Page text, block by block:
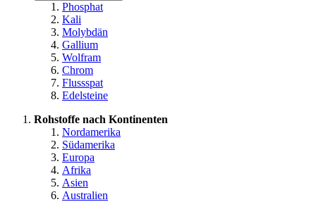
Phosphat
Kali
Molybdän
Gallium
Wolfram
Chrom
Flussspat
Edelsteine
Rohstoffe nach Kontinenten
Nordamerika
Südamerika
Europa
Afrika
Asien
Australien